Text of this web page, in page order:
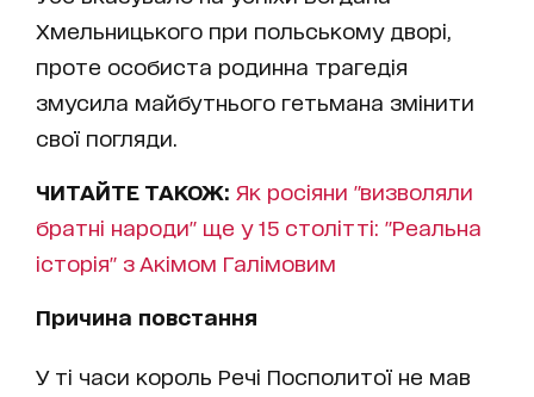
Хмельницького при польському дворі,
проте особиста родинна трагедія
змусила майбутнього гетьмана змінити
свої погляди.
ЧИТАЙТЕ ТАКОЖ: Як росіяни "визволяли
братні народи" ще у 15 столітті: "Реальна
історія" з Акімом Галімовим
Причина повстання
У ті часи король Речі Посполитої не мав